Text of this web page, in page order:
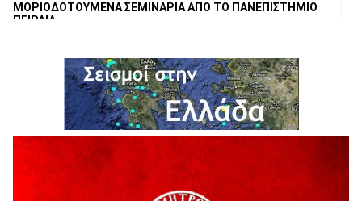
ΜΟΡΙΟΔΟΤΟΥΜΕΝΑ ΣΕΜΙΝΑΡΙΑ ΑΠΟ ΤΟ ΠΑΝΕΠΙΣΤΗΜΙΟ
ΠΕΙΡΑΙΑ
ΕΥΧΑΡΙΣΤΙΕΣ Φυσιολατρικού Συλλόγου Γρεβενών
4 Αυγούστου 2026
Έκτακτη χρηματοδότηση 400.000€ για επιπλέον εργασίες
στο Δημοτικό Στάδιο Γρεβενών «Μίλτος Τεντόγλου»
4 Αυγούστου 2026
Τελικά τι είναι πολιτισμός;